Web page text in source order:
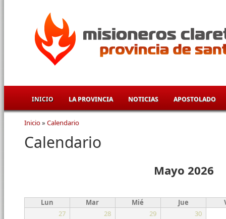
INICIO LA PROVINCIA NOTICIAS APOSTOLADO
Se encuentra usted aquí
Inicio» Calendario
Calendario
Mayo 2026
Lun Mar Mié Jue
27
28 29 30